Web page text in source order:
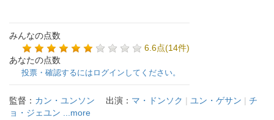
みんなの点数
6.6点(14件)
あなたの点数
投票・確認するにはログインしてください。
監督： カン・ユンソン 出演： マ・ドンソク | ユン・ゲサン | チ
ョ・ジェユン
...more